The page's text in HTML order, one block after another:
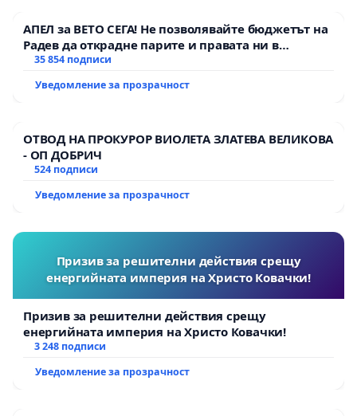
АПЕЛ за ВЕТО СЕГА! Не позволявайте бюджетът на
Радев да открадне парите и правата ни в
тъмното
35 854 подписи
Уведомление за прозрачност
ОТВОД НА ПРОКУРОР ВИОЛЕТА ЗЛАТЕВА ВЕЛИКОВА
- ОП ДОБРИЧ
524 подписи
Уведомление за прозрачност
Призив за решителни действия срещу
енергийната империя на Христо Ковачки!
Призив за решителни действия срещу
енергийната империя на Христо Ковачки!
3 248 подписи
Уведомление за прозрачност